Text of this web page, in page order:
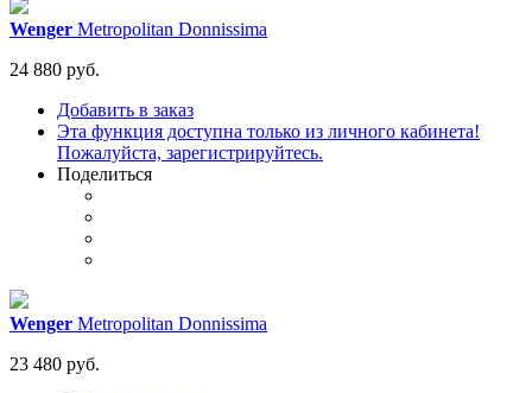
Wenger Metropolitan Donnissima
24 880 руб.
Добавить в заказ
Эта функция доступна только из личного кабинета!
Пожалуйста, зарегистрируйтесь.
Поделиться
Wenger Metropolitan Donnissima
23 480 руб.